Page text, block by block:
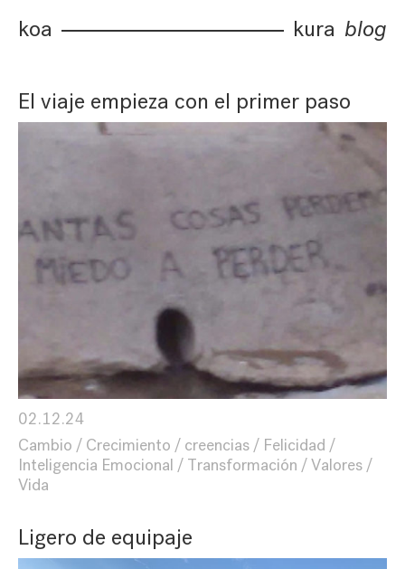
koa kura blog
El viaje empieza con el primer paso
02.12.24
Cambio
Crecimiento creencias
Felicidad
Inteligencia Emocional
Transformación
Valores
Vida
Ligero de equipaje